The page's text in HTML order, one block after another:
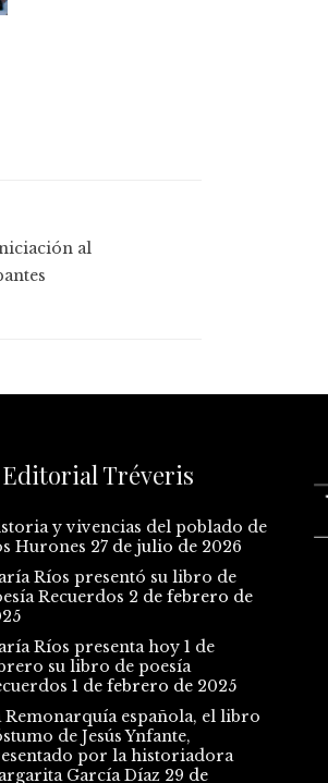
al
Editorial Tréveris
y vivencias del poblado de
Hurones 27 de julio de 2026
Ríos presentó su libro de
Recuerdos 2 de febrero de
Ríos presenta hoy 1 de
su libro de poesía
1 de febrero de 2025
Remonarquía española, el libro
de Jesús Ynfante,
por la historiadora
García Díaz 29 de